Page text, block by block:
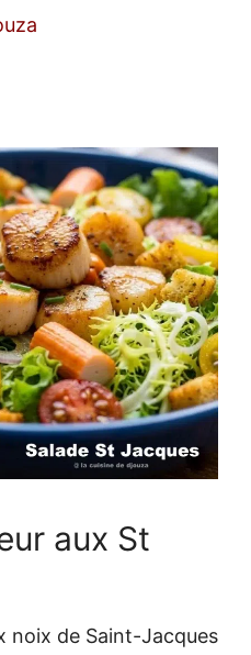
aux St
noix de Saint-Jacques